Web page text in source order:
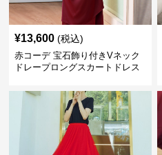
¥13,600 (税込)
赤コーデ 宝石飾り付きVネック
ドレープロングスカートドレス